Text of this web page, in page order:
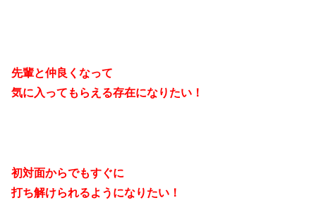
先輩と仲良くなって
気に入ってもらえる存在になりたい！
初対面からでもすぐに
打ち解けられるようになりたい！